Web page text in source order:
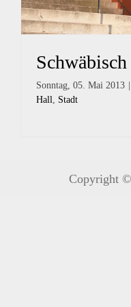
Sonntag, 05. Mai 2013
Hall, Stadt
Copyright